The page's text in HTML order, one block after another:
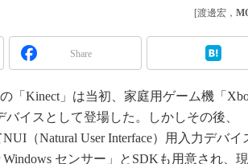
日本ものづくりワールド
産業オープンネット展
無償設計ツール
3Dプリンタ
デジタルツインとCAE
S＆OP
[渡邊宏，
Share
「Kinect」は当初、家庭用ゲーム機「
イスとして登場した。しかしその後、
（Natural User Interface）用入力デバイ
Windows センサー」とSDKも用意され、